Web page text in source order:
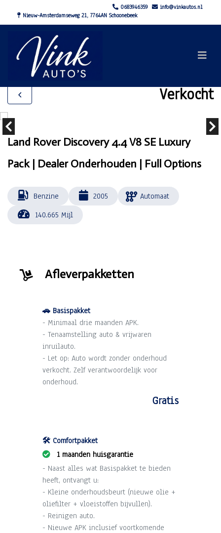
0683946359
info@vinkautos.nl
Nieuw-Amsterdamseweg 21, 7764AN Schoonebeek
Verkocht
Land Rover Discovery 4.4 V8 SE Luxury
Pack | Dealer Onderhouden | Full Options
Benzine 2005
Automaat
140.665 Mijl
Afleverpakketten
🚗 Basispakket
- Minimaal drie maanden APK.
- Tenaamstelling auto & vrijwaren
inruilauto.
- Let op: Auto wordt zonder onderhoud
verkocht. Zelf verantwoordelijk voor
onderhoud.
Gratis
🛠️ Comfortpakket
1 maanden huisgarantie
- Naast alles wat Basispakket te bieden
heeft, ontvangt u:
- Kleine onderhoudsbeurt (nieuwe olie +
oliefilter + vloeistoffen bijvullen).
- Reinigen auto.
- Nieuwe APK inclusief voortkomende